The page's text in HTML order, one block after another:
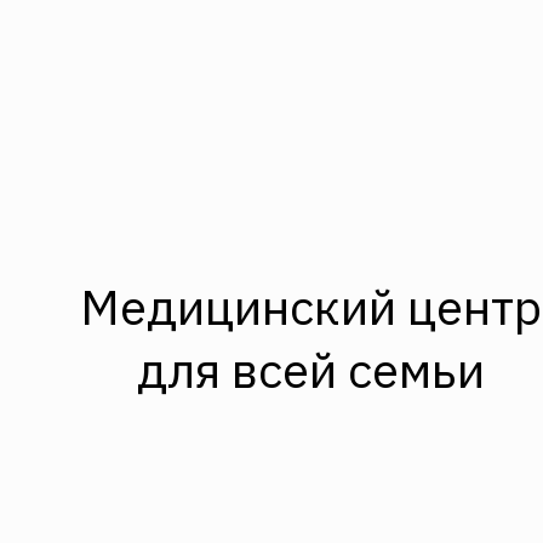
Медицинский центр
для всей семьи